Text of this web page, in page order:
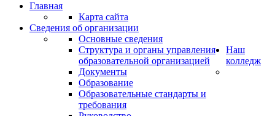
Главная
Карта сайта
Сведения об организации
Основные сведения
Структура и органы управления
образовательной организацией
Документы
Образование
Образовательные стандарты и
требования
Наш
колледж